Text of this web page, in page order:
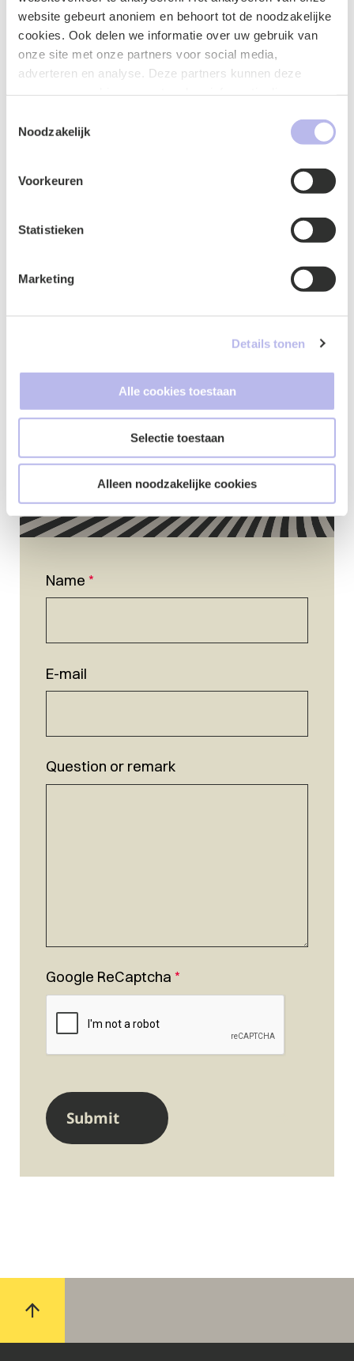
website gebeurt anoniem en behoort tot de noodzakelijke
cookies. Ook delen we informatie over uw gebruik van
onze site met onze partners voor social media,
adverteren en analyse. Deze partners kunnen deze
uw gebruik van hun services.
Noodzakelijk
Voorkeuren
Statistieken
Marketing
Details tonen
Alle cookies toestaan
Selectie toestaan
Alleen noodzakelijke cookies
Mustafa Kahya
IT & Privacy
Contactform
Name *
E-mail
Question or remark
Google ReCaptcha *